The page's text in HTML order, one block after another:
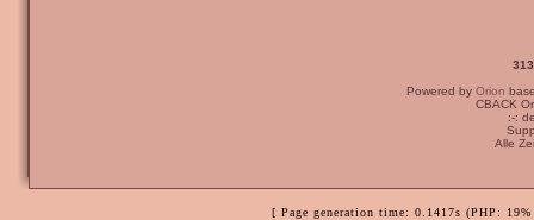
Powered by Orion
CBACK
:-:
Alle
[ Page generation time: 0.1417s (PHP: